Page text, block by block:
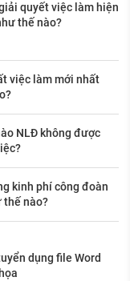
quyết việc làm hiện
thế nào?
việc làm mới nhất
NLĐ không được
kinh phí công đoàn
nào?
dụng file Word